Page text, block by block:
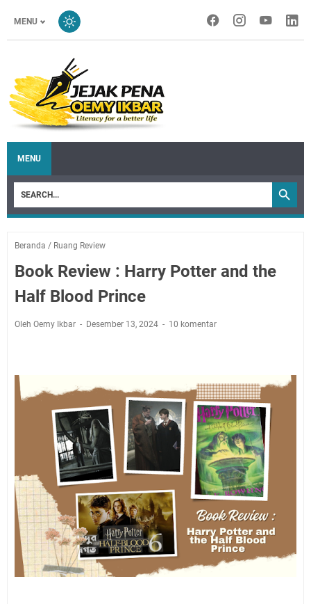
MENU
MENU
Beranda / Ruang Review
Book Review : Harry Potter and the
Half Blood Prince
Oleh Oemy Ikbar Desember 13, 2024 10 komentar